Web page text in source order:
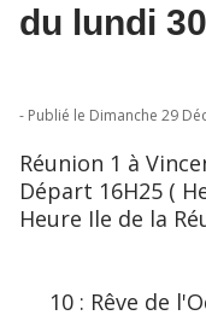
du lundi
- Publié le Dimanche 29
Réunion 1 à Vincennes : Septième Course :
Départ 16H25 (
Heure Ile de la
10 : Rêve de